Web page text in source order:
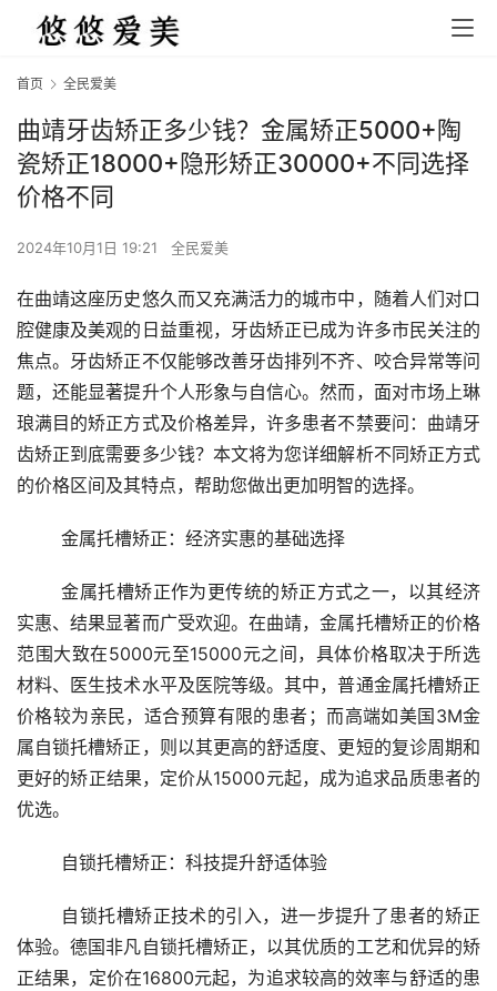
首页 全民爱美
曲靖牙齿矫正多少钱？金属矫正5000+陶
瓷矫正18000+隐形矫正30000+不同选择
价格不同
2024年10月1日 19:21 全民爱美
在曲靖这座历史悠久而又充满活力的城市中，随着人们对口
腔健康及美观的日益重视，牙齿矫正已成为许多市民关注的
焦点。牙齿矫正不仅能够改善牙齿排列不齐、咬合异常等问
题，还能显著提升个人形象与自信心。然而，面对市场上琳
琅满目的矫正方式及价格差异，许多患者不禁要问：曲靖牙
齿矫正到底需要多少钱？本文将为您详细解析不同矫正方式
的价格区间及其特点，帮助您做出更加明智的选择。
	金属托槽矫正：经济实惠的基础选择
	金属托槽矫正作为更传统的矫正方式之一，以其经济
实惠、结果显著而广受欢迎。在曲靖，金属托槽矫正的价格
范围大致在5000元至15000元之间，具体价格取决于所选
材料、医生技术水平及医院等级。其中，普通金属托槽矫正
价格较为亲民，适合预算有限的患者；而高端如美国3M金
属自锁托槽矫正，则以其更高的舒适度、更短的复诊周期和
更好的矫正结果，定价从15000元起，成为追求品质患者的
优选。
	自锁托槽矫正：科技提升舒适体验
体验。德国非凡自锁托槽矫正，以其优质的工艺和优异的矫
正结果，定价在16800元起，为追求较高的效率与舒适的患